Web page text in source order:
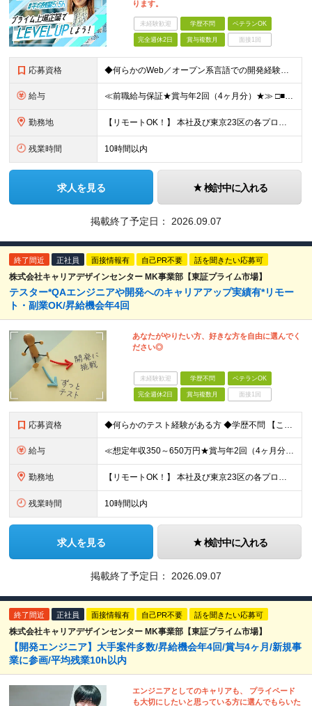
ります。
未経験歓迎 学歴不問 ベテランOK
完全週休2日 賞与複数月 面接1回
応募資格 ◆何らかのWeb／オープン系言語での開発経験をお持ちの方 ※ご経験が浅い方もお気軽にご応募ください ※学歴不問 【こんな方をお待ちしています！】 ■上場企業×複数事業運営の安定基盤のもと、着実にスキ
給与 ≪前職給与保証★賞与年2回（4ヶ月分）★≫ □■経験者■□ 月給35万5000円～＋賞与（年2回）＋各種手当 □■微経験者■□ 月給25万円～＋賞与（年2回）＋各種手当 ※試用期間は3ヶ月。その間の
勤務地 【リモートOK！】 本社及び東京23区の各プロジェクト先での勤務となります ※転居を伴う転勤はありません 本社／東京都港区赤坂3-21-20 赤坂ロングビーチビル ★就業場所の変更の範囲：会社が定
残業時間 10時間以内
求人を見る 検討中に入れる
掲載終了予定日： 2026.09.07
終了間近 正社員 面接情報有 自己PR不要 話を聞きたい応募可
株式会社キャリアデザインセンター MK事業部【東証プライム市場】
テスター*QAエンジニアや開発へのキャリアアップ実績有*リモー
ト・副業OK/昇給機会年4回
あなたがやりたい方、好きな方を自由に選んでく
ださい◎
未経験歓迎 学歴不問 ベテランOK
完全週休2日 賞与複数月 面接1回
応募資格 ◆何らかのテスト経験がある方 ◆学歴不問 【こんな方をお待ちしています！】 ■上場企業×複数事業運営の安定基盤のもと、着実にスキルアップをしてきたい ■幅広いプロジェクトの経験を通じて、キャリアの選
給与 ≪想定年収350～650万円★賞与年2回（4ヶ月分）★≫ 月給23万円～41.5万円＋賞与年2回（4カ月分）＋各種手当＋残業代全額支給 ※試用期間は3ヶ月。その間の給与・待遇に差異はありません ＼明
勤務地 【リモートOK！】 本社及び東京23区の各プロジェクト先での勤務となります ※転居を伴う転勤はありません 本社／東京都港区赤坂3-21-20 赤坂ロングビーチビル ★就業場所の変更の範囲：会社が定
残業時間 10時間以内
求人を見る 検討中に入れる
掲載終了予定日： 2026.09.07
終了間近 正社員 面接情報有 自己PR不要 話を聞きたい応募可
株式会社キャリアデザインセンター MK事業部【東証プライム市場】
【開発エンジニア】大手案件多数/昇給機会年4回/賞与4ヶ月/新規事
業に参画/平均残業10h以内
エンジニアとしてのキャリアも、 プライペード
も大切にしたいと思っている方に選んでもらいた